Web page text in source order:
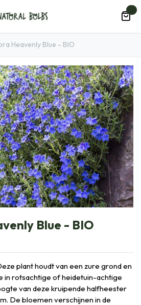
Heavenly Blue - BIO
Blue - BIO
plant houdt van een zure grond en
in rotsachtige of heidetuin-achtige
van deze kruipende halfheester
De bloemen verschijnen in de